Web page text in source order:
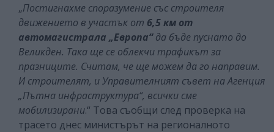
„Постигнахме споразумение със строителя
движението в участък от 6,5 км от
автомагистрала „Европа“да бъде пуснато до
Великден. Така ще се облекчи трафикът за
празниците. Считам, че ще можем да го направим.
И строителят, и Управителният съвет на Агенция
„Пътна инфраструктура“, всички сме
мобилизирани.“ Това съобщи след проверка на
трасето днес министърът на регионалното